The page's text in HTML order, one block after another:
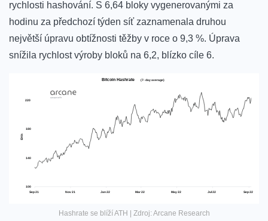
rychlosti hashování. S 6,64 bloky vygenerovanými za
hodinu za předchozí týden síť zaznamenala druhou
největší úpravu obtížnosti těžby v roce o 9,3 %. Úprava
snížila rychlost výroby bloků na 6,2, blízko cíle 6.
Hashrate se blíží ATH | Zdroj: Arcane Research